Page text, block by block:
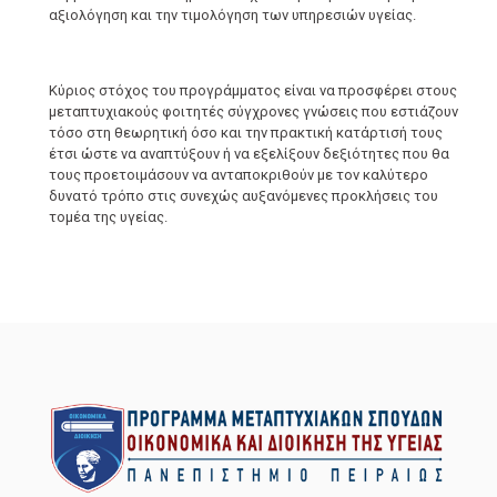
αξιολόγηση και την τιμολόγηση των υπηρεσιών υγείας.
Κύριος στόχος του προγράμματος είναι να προσφέρει στους
μεταπτυχιακούς φοιτητές σύγχρονες γνώσεις που εστιάζουν
τόσο στη θεωρητική όσο και την πρακτική κατάρτισή τους
έτσι ώστε να αναπτύξουν ή να εξελίξουν δεξιότητες που θα
τους προετοιμάσουν να ανταποκριθούν με τον καλύτερο
δυνατό τρόπο στις συνεχώς αυξανόμενες προκλήσεις του
τομέα της υγείας.